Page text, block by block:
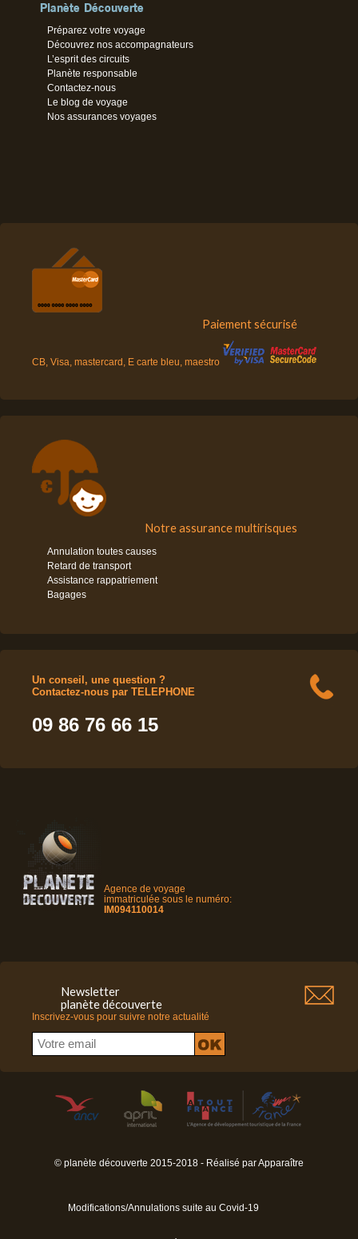
Planète Découverte
Préparez votre voyage
Découvrez nos accompagnateurs
L’esprit des circuits
Planète responsable
Contactez-nous
Le blog de voyage
Nos assurances voyages
Paiement sécurisé
CB, Visa, mastercard, E carte bleu, maestro
Notre assurance multirisques
Annulation toutes causes
Retard de transport
Assistance rappatriement
Bagages
Un conseil, une question ?
Contactez-nous par TELEPHONE
09 86 76 66 15
Agence de voyage
immatriculée sous le numéro:
IM094110014
Newsletter
planète découverte
Inscrivez-vous pour suivre notre actualité
© planète découverte 2015-2018 - Réalisé parApparaître
Modifications/Annulations suite au Covid-19